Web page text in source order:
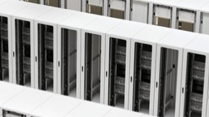
處理能力，已經成為各種加速運算任務的理想
關鍵。
CPU 和 GPU 已經被廣泛地用於各個新型超